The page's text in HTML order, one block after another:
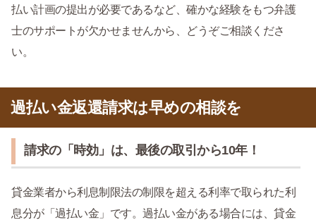
払い計画の提出が必要であるなど、確かな経験をもつ弁護
士のサポートが欠かせませんから、どうぞご相談くださ
い。
過払い金返還請求は早めの相談を
請求の「時効」は、最後の取引から10年！
貸金業者から利息制限法の制限を超える利率で取られた利
息分が「過払い金」です。過払い金がある場合には、貸金